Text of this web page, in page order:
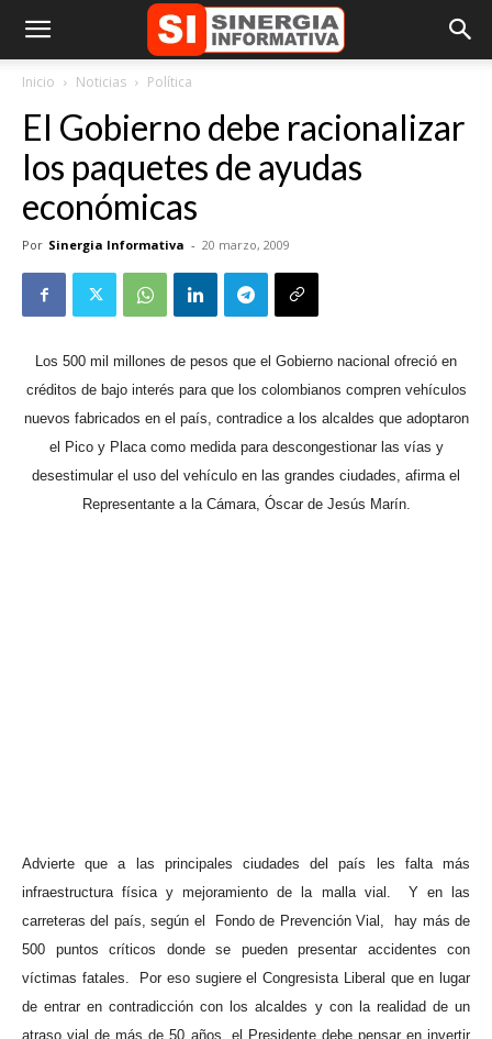
Inicio Noticias Política
El Gobierno debe racionalizar
los paquetes de ayudas
económicas
Por Sinergia Informativa - 20 marzo, 2009
Los 500 mil millones de pesos que el Gobierno nacional ofreció en
créditos de bajo interés para que los colombianos compren vehículos
nuevos fabricados en el país, contradice a los alcaldes que adoptaron
el Pico y Placa como medida para descongestionar las vías y
desestimular el uso del vehículo en las grandes ciudades, afirma el
Representante a la Cámara, Óscar de Jesús Marín.
Advierte que a las principales ciudades del país les falta más
infraestructura física y mejoramiento de la malla vial.
Y en las
carreteras del país, según el
Fondo de Prevención Vial,
hay más de
500 puntos críticos donde se pueden presentar accidentes con
víctimas fatales.
Por eso sugiere el Congresista Liberal que en lugar
de entrar en contradicción con los alcaldes y con la realidad de un
atraso vial de más de 50 años, el Presidente debe pensar en invertir